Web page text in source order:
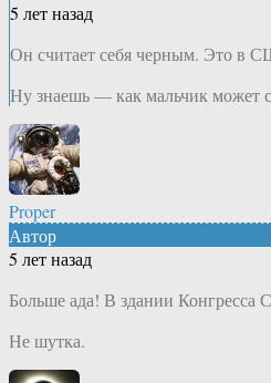
5 лет назад
Он считает себя черным. Это в
Ну знаешь — как мальчик может
Proper
Автор
5 лет назад
Больше ада! В здании Конгресса
Не шутка.